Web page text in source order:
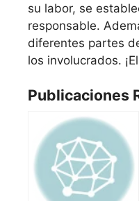
su labor, se
responsable.
diferentes partes
los involucrados.
Publicaciones